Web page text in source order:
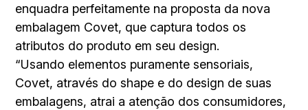
enquadra perfeitamente na proposta da nova
embalagem Covet, que captura todos os
atributos do produto em seu design.
“Usando elementos puramente sensoriais,
Covet, através do shape e do design de suas
embalagens, atrai a atenção dos consumidores,